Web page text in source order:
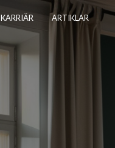
KARRIÄR ARTIKLAR